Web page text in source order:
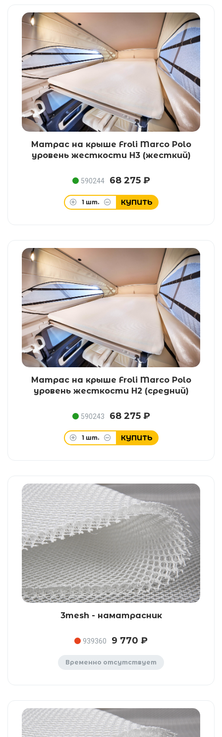
Матрас на крыше Froli Marco Polo
уровень жесткости H3 (жесткий)
590244 68 275 ₽
1 шт. КУПИТЬ
Матрас на крыше Froli Marco Polo
уровень жесткости H2 (средний)
590243 68 275 ₽
1 шт. КУПИТЬ
3mesh - наматрасник
939360 9 770 ₽
Временно отсутствует